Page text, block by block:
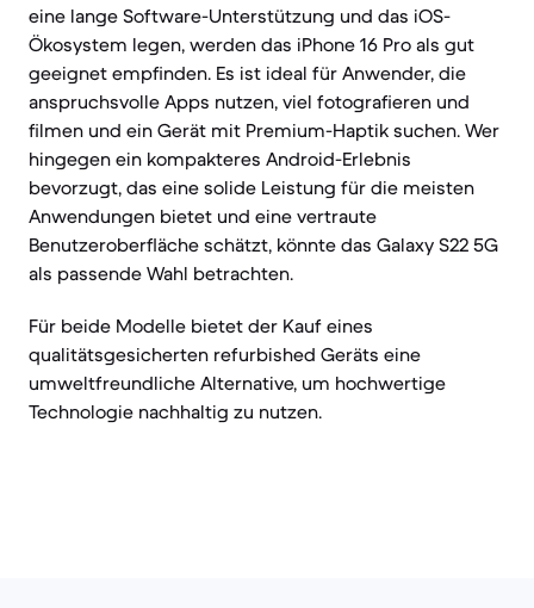
eine lange Software-Unterstützung und das iOS-
Ökosystem legen, werden das iPhone 16 Pro als gut
geeignet empfinden. Es ist ideal für Anwender, die
anspruchsvolle Apps nutzen, viel fotografieren und
filmen und ein Gerät mit Premium-Haptik suchen. Wer
hingegen ein kompakteres Android-Erlebnis
bevorzugt, das eine solide Leistung für die meisten
Anwendungen bietet und eine vertraute
Benutzeroberfläche schätzt, könnte das Galaxy S22 5G
als passende Wahl betrachten.
Für beide Modelle bietet der Kauf eines
qualitätsgesicherten refurbished Geräts eine
umweltfreundliche Alternative, um hochwertige
Technologie nachhaltig zu nutzen.